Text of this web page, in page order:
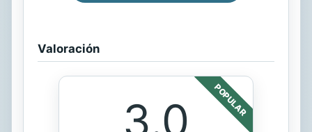
Valoración
POPULAR
3.0